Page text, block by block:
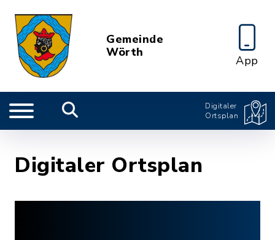
Gemeinde
Wörth
App
Digitaler
Ortsplan
Digitaler Ortsplan